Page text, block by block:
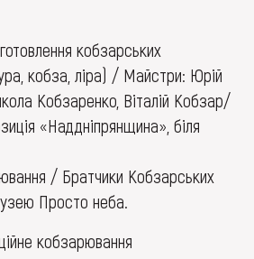
кобзарських
кобза, ліра) / Майстри: Юрій
Кобзаренко, Віталій Кобзар/
«Наддніпрянщина», біля
/ Братчики Кобзарських
Просто неба.
кобзарювання